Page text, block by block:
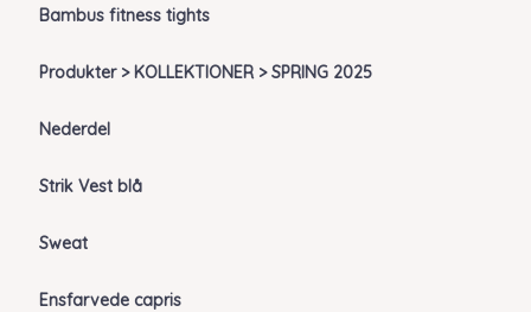
Bambus fitness tights
Produkter > KOLLEKTIONER > SPRING 2025
Nederdel
Strik Vest blå
Sweat
Ensfarvede capris